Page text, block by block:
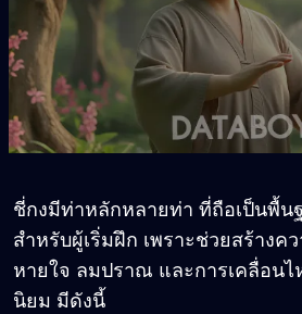
ชี่กงมีท่าหลักหลายท่า ที่ถือเป็นพื้น
สำหรับผู้เริ่มฝึก เพราะช่วยสร้างคว
หายใจ ลมปราณ และการเคลื่อนไ
นิยม มีดังนี้